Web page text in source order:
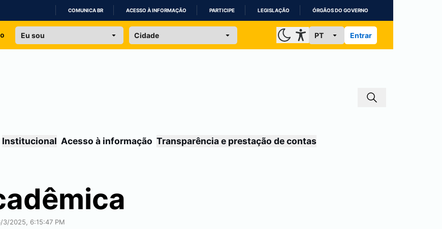
IR
COMUNICA BR ACESSO À INFORMAÇÃO PARTICIPE LEGISLAÇÃO ÓRGÃOS DO GOVERNO
Entrar
Institucional Acesso à informação Transparência e prestação de contas
3/2025, 6:15:47 PM